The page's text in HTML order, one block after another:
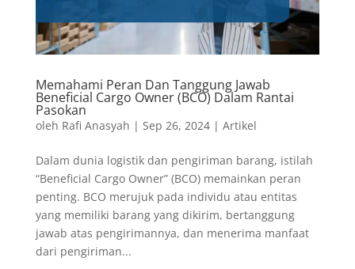
Memahami Peran Dan Tanggung Jawab
Beneficial Cargo Owner (BCO) Dalam Rantai
Pasokan
oleh Rafi Anasyah | Sep 26, 2024| Artikel
Dalam dunia logistik dan pengiriman barang, istilah
“Beneficial Cargo Owner” (BCO) memainkan peran
penting. BCO merujuk pada individu atau entitas
yang memiliki barang yang dikirim, bertanggung
jawab atas pengirimannya, dan menerima manfaat
dari pengiriman...